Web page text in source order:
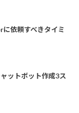
依頼すべきタイミ
ットボット作成3ス